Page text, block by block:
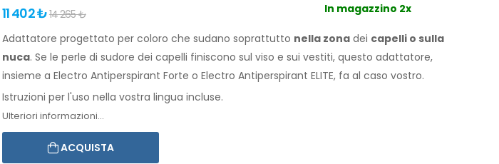
11 402 ₺14 265 ₺ In magazzino 2x
Adattatore progettato per coloro che sudano soprattutto nella zona dei capelli o sulla
nuca. Se le perle di sudore dei capelli finiscono sul viso e sui vestiti, questo adattatore,
insieme a Electro Antiperspirant Forte o Electro Antiperspirant ELITE, fa al caso vostro.
Istruzioni per l'uso nella vostra lingua incluse.
Ulteriori informazioni...
ACQUISTA